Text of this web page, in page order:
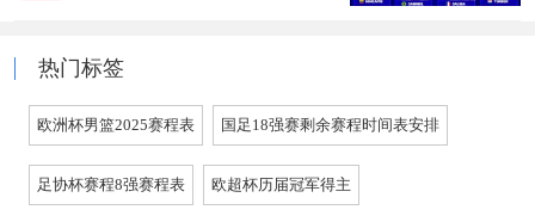
热门标签
欧洲杯男篮2025赛程表 国足18强赛剩余赛程时间表安排
足协杯赛程8强赛程表 欧超杯历届冠军得主